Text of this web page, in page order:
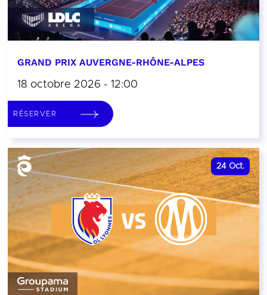
GRAND PRIX AUVERGNE-RHÔNE-ALPES
18 octobre 2026 - 12:00
RÉSERVER
24 Oct.